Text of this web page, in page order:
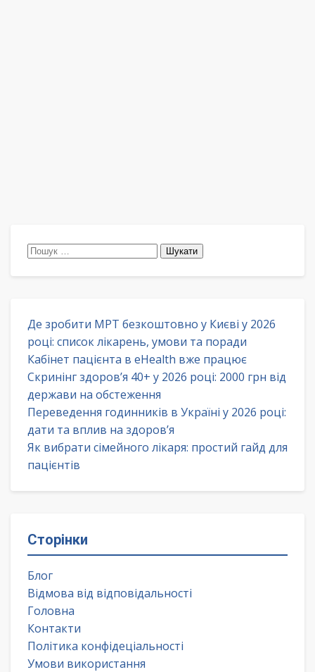
Пошук:
Де зробити МРТ безкоштовно у Києві у 2026
році: список лікарень, умови та поради
Кабінет пацієнта в eHealth вже працює
Скринінг здоров’я 40+ у 2026 році: 2000 грн від
держави на обстеження
Переведення годинників в Україні у 2026 році:
дати та вплив на здоров’я
Як вибрати сімейного лікаря: простий гайд для
пацієнтів
Сторінки
Блог
Відмова від відповідальності
Головна
Контакти
Політика конфідеціальності
Умови використання